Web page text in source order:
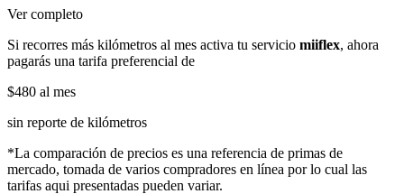
Ver completo
Si recorres más kilómetros al mes activa tu servicio miiflex, ahora
pagarás una tarifa preferencial de
$480 al mes
sin reporte de kilómetros
*La comparación de precios es una referencia de primas de
mercado, tomada de varios compradores en línea por lo cual las
tarifas aqui presentadas pueden variar.